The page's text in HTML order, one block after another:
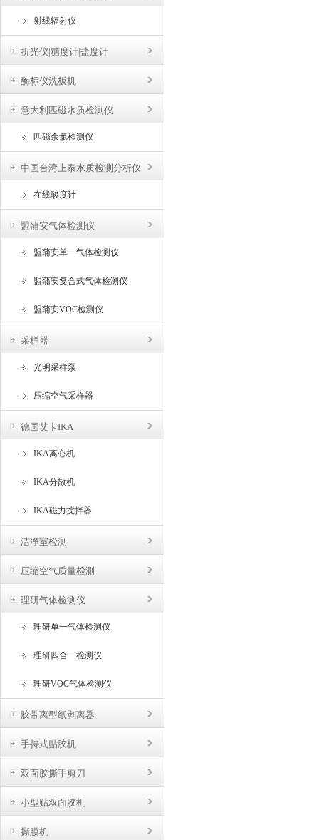
射线辐射仪
折光仪|糖度计|盐度计
酶标仪洗板机
意大利匹磁水质检测仪
匹磁余氯检测仪
中国台湾上泰水质检测分析仪
在线酸度计
盟蒲安气体检测仪
盟蒲安单一气体检测仪
盟蒲安复合式气体检测仪
盟蒲安VOC检测仪
采样器
光明采样泵
压缩空气采样器
德国艾卡IKA
IKA离心机
IKA分散机
IKA磁力搅拌器
洁净室检测
压缩空气质量检测
理研气体检测仪
理研单一气体检测仪
理研四合一检测仪
理研VOC气体检测仪
胶带离型纸剥离器
手持式贴胶机
双面胶撕手剪刀
小型贴双面胶机
撕膜机